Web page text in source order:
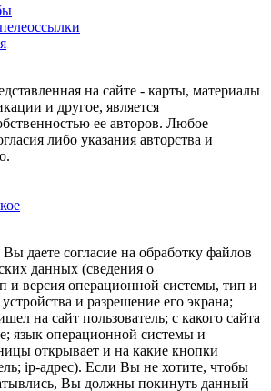
на сайте - карты, материалы
и другое, является
ее авторов. Любое
либо указания авторства и
Вы даете согласие на обработку файлов
данных (сведения о
и версия операционной системы, тип и
и разрешение его экрана;
на сайт пользователь; с какого сайта
язык операционной системы и
открывает и на какие кнопки
ip-адрес). Если Вы не хотите, чтобы
Вы должны покинуть данный